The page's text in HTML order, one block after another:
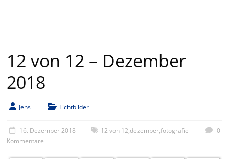
12 von 12 – Dezember
2018
Jens Lichtbilder
16. Dezember 2018 12 von 12,dezember,fotografie
0
Kommentare